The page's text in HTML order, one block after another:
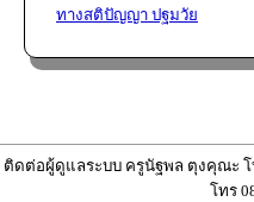
ทางสติปัญญา ปฐมวัย
ติดต่อผู้ดูแลระบบ ครูนัฐพล ตุงคุณะ โ
โทร